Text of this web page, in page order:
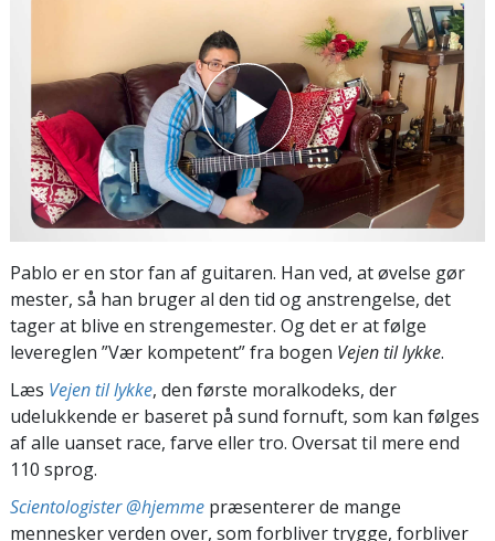
Pablo er en stor fan af guitaren. Han ved, at øvelse gør
mester, så han bruger al den tid og anstrengelse, det
tager at blive en strengemester. Og det er at følge
levereglen ”Vær kompetent” fra bogen Vejen til lykke.
Læs Vejen til lykke, den første moralkodeks, der
udelukkende er baseret på sund fornuft, som kan følges
af alle uanset race, farve eller tro. Oversat til mere end
110 sprog.
Scientologister @hjemme præsenterer de mange
mennesker verden over, som forbliver trygge, forbliver